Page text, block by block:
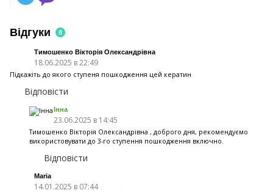
Відгуки 8
Тимошенко Вікторія Олександрівна
18.06.2025 в 22:49
Підкажіть до якого ступеня пошкодження цей кератин
Відповісти
Інна
23.06.2025 в 14:45
Тимошенко Вікторія Олександрівна , доброго дня, рекомендуємо
використовувати до 3-го ступення пошкодження включно.
Відповісти
Maria
14.01.2025 в 07:44